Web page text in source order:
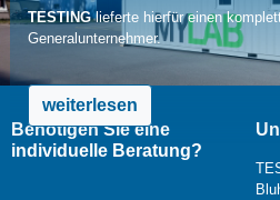
TESTINGlieferte hierfür einen
Generalunternehmer.
weiterlesen
Benötigen Sie eine
individuelle Beratung?